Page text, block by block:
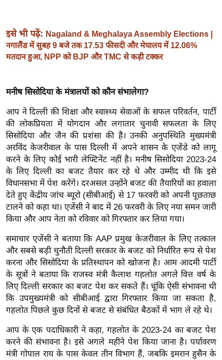
डि
या
सा
त्य
ग
त
ऑ
टो
व
र्ल्ड
न्यू
ज
ब्री
म
नो
रं
ज
न
ज
ग
त
बॉ
इसे भी पढ़ें: Nagaland & Meghalaya Assembly Elections |
नगालैंड में सुबह 9 बजे तक 17.53 फीसदी और मेघालय में 12.06%
मतदान हुआ, NPP को BJP और TMC से कड़ी टक्कर
मनीष सिसोदिया के मंत्रालयों को कौन संभालेगा?
आप ने दिल्ली की शिक्षा और स्वास्थ्य सेवाओं के सफल परिवर्तन, पार्टी
की लोकप्रियता में योगदान और लगातार चुनावी सफलता के लिए
सिसोदिया और जैन की प्रशंसा की है। उनकी अनुपस्थिति मुख्यमंत्री
अरविंद केजरीवाल के पास दिल्ली में अपने शासन के एजेंडे को लागू
करने के लिए कोई भारी लेफ्टिनेंट नहीं है। मनीष सिसोदिया 2023-24
के लिए दिल्ली का बजट तैयार कर रहे थे और उम्मीद थी कि इसे
विधानसभा में पेश करेंगे। दरअसल उन्होंने बजट की तैयारियों का हवाला
देते हुए केंद्रीय जांच ब्यूरो (सीबीआई) से 17 फरवरी को अपनी पूछताछ
टालने को कहा था। एजेंसी ने बाद में 26 फरवरी के लिए नया समन जारी
किया और आप नेता को रविवार को गिरफ्तार कर लिया गया।
समाचार एजेंसी ने बताया कि AAP प्रमुख केजरीवाल के लिए तत्काल
और सबसे बड़ी चुनौती दिल्ली सरकार के बजट को निर्धारित रूप से पेश
करना और सिसोदिया के प्रतिस्थापन को खोजना है। आम आदमी पार्टी
के सूत्रों ने बताया कि राजस्व मंत्री कैलाश गहलोत अगले वित्त वर्ष के
लिए दिल्ली सरकार का बजट पेश कर सकते हैं। चूंकि ऐसी संभावना थी
कि उपमुख्यमंत्री को सीबीआई द्वारा गिरफ्तार किया जा सकता है,
गहलोत पिछले कुछ दिनों से बजट से संबंधित बैठकों में भाग ले रहे थे।
आप के एक पदाधिकारी ने कहा, गहलोत के 2023-24 का बजट पेश
करने की संभावना है। इसे अगले महीने पेश किया जाना है। पर्यावरण
मंत्री गोपाल राय के पास केवल तीन विभाग हैं, जबकि इमरान हुसैन के